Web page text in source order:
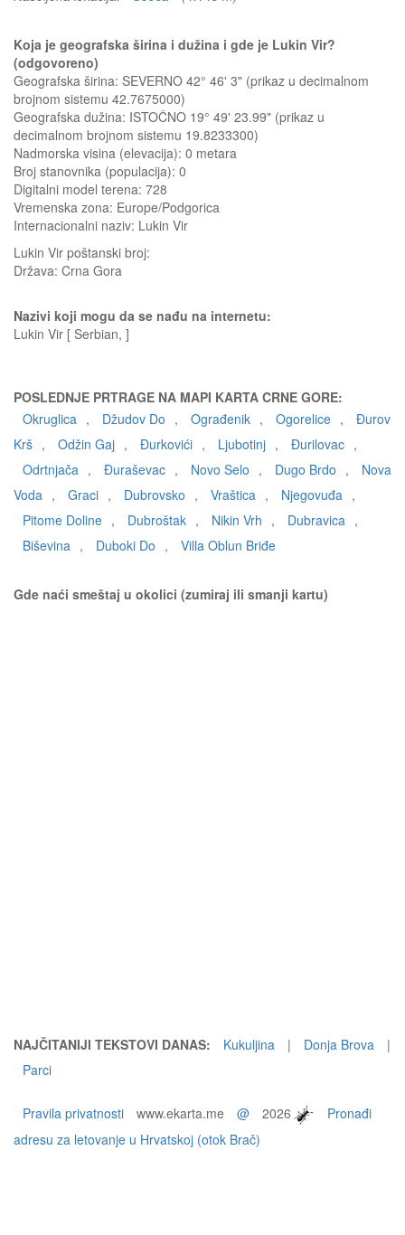
Koja je geografska širina i dužina i gde je Lukin Vir?
(odgovoreno)
Geografska širina: SEVERNO 42° 46' 3" (prikaz u decimalnom
brojnom sistemu 42.7675000)
Geografska dužina: ISTOČNO 19° 49' 23.99" (prikaz u
decimalnom brojnom sistemu 19.8233300)
Nadmorska visina (elevacija): 0 metara
Broj stanovnika (populacija): 0
Digitalni model terena: 728
Vremenska zona: Europe/Podgorica
Internacionalni naziv: Lukin Vir
Lukin Vir poštanski broj:
Država: Crna Gora
Nazivi koji mogu da se nađu na internetu:
Lukin Vir [ Serbian, ]
POSLEDNJE PRTRAGE NA MAPI KARTA CRNE GORE:
Okruglica , Džudov Do , Ograđenik , Ogorelice ,
Đurov
Krš , Odžin Gaj , Đurkovići , Ljubotinj , Đurilovac ,
Odrtnjača , Đuraševac , Novo Selo , Dugo Brdo ,
Nova
Voda , Graci , Dubrovsko , Vraštica , Njegovuđa ,
Pitome Doline , Dubroštak , Nikin Vrh , Dubravica ,
Biševina , Duboki Do , Villa Oblun Briđe
Gde naći smeštaj u okolici (zumiraj ili smanji kartu)
NAJČITANIJI TEKSTOVI DANAS: Kukuljina | Donja Brova
|
Parci
Pravila privatnosti www.ekarta.me @ 2026
Pronađi
adresu za letovanje u Hrvatskoj (otok Brač)